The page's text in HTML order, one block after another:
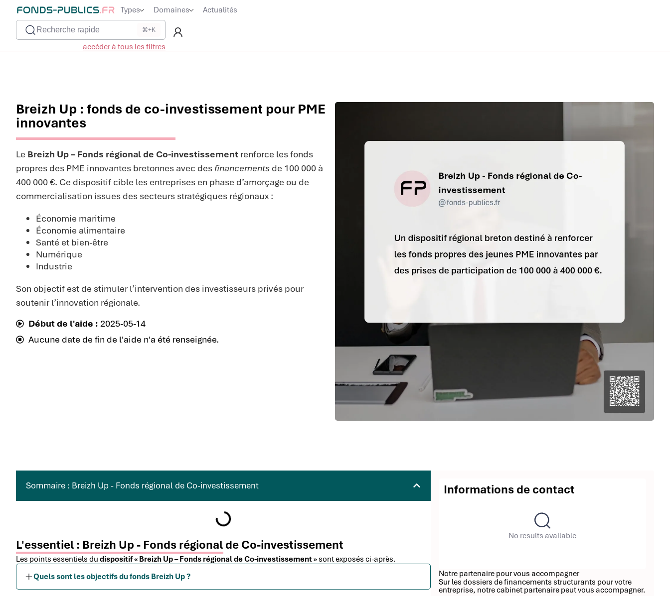
Types Domaines Actualités
Recherche rapide ⌘+K
accéder à tous les filtres
Breizh Up : fonds de co-investissement pour PME
innovantes
Le Breizh Up – Fonds régional de Co-investissement renforce les fonds
propres des PME innovantes bretonnes avec desfinancements de 100 000 à
400 000 €. Ce dispositif cible les entreprises en phase d’amorçage ou de
commercialisation issues des secteurs stratégiques régionaux :
Économie maritime
Économie alimentaire
Santé et bien-être
Numérique
Industrie
Son objectif est de stimuler l’intervention des investisseurs privés pour
soutenir l’innovation régionale.
Début de l'aide : 2025-05-14
Aucune date de fin de l'aide n'a été renseignée.
Sommaire : Breizh Up - Fonds régional de Co-investissement
L'essentiel : Breizh Up - Fonds régional de Co-investissement
Les points essentiels du dispositif « Breizh Up – Fonds régional de Co-investissement » sont exposés ci-après.
Quels sont les objectifs du fonds Breizh Up ?
Informations de contact
No results available
Notre partenaire pour vous accompagner
Sur les dossiers de financements structurants pour votre
entreprise, notre cabinet partenaire peut vous accompagner.